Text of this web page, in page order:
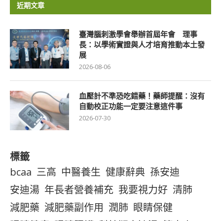
近期文章
臺灣腦刺激學會舉辦首屆年會 理事
長：以學術實證與人才培育推動本土發
展
2026-08-06
血壓計不準恐吃錯藥！藥師提醒：沒有
自動校正功能一定要注意這件事
2026-07-30
標籤
bcaa 三高 中醫養生 健康辭典 孫安迪
安迪湯 年長者營養補充 我要視力好 清肺
減肥藥 減肥藥副作用 潤肺 眼睛保健